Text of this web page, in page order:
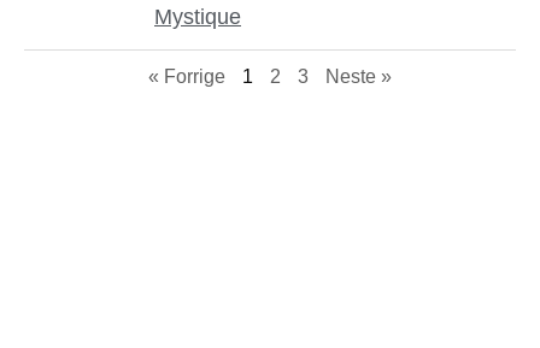
Mystique
« Forrige 1 2 3 Neste »